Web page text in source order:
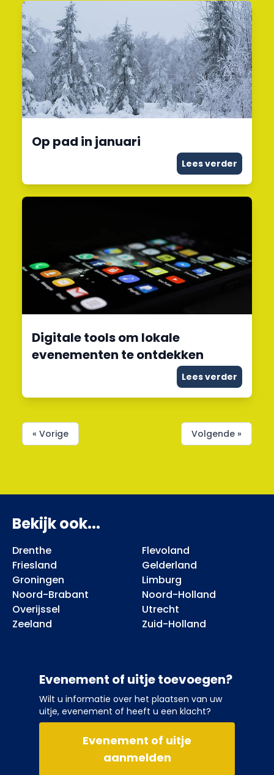
Op pad in januari
Lees verder
Digitale tools om lokale
evenementen te ontdekken
Lees verder
« Vorige Volgende »
Bekijk ook...
Drenthe
Flevoland
Friesland
Gelderland
Groningen
Limburg
Noord-Brabant
Noord-Holland
Overijssel
Utrecht
Zeeland
Zuid-Holland
Evenement of uitje toevoegen?
Wilt u informatie over het plaatsen van uw
uitje, evenement of heeft u een klacht?
Evenement of uitje
aanmelden